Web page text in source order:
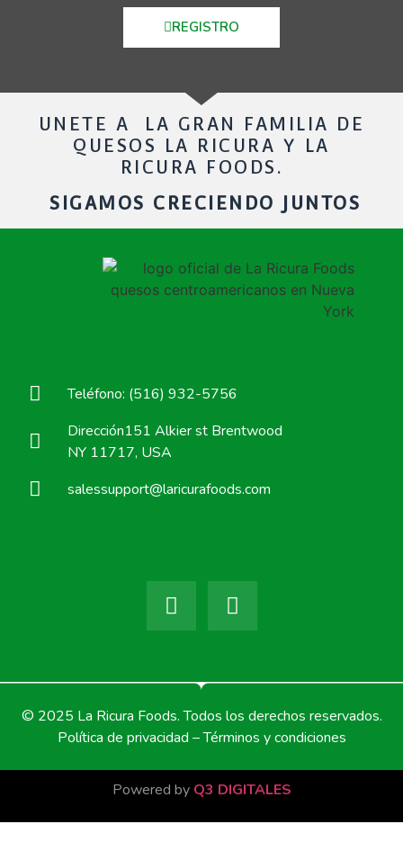
REGISTRO
UNETE A LA GRAN FAMILIA DE
QUESOS LA RICURA Y LA
RICURA FOODS.
SIGAMOS CRECIENDO JUNTOS
Teléfono: (516) 932-5756
Dirección151 Alkier st Brentwood
NY 11717, USA
salessupport@laricurafoods.com
© 2025 La Ricura Foods. Todos los derechos reservados.
Política de privacidad – Términos y condiciones
Powered by Q3 DIGITALES